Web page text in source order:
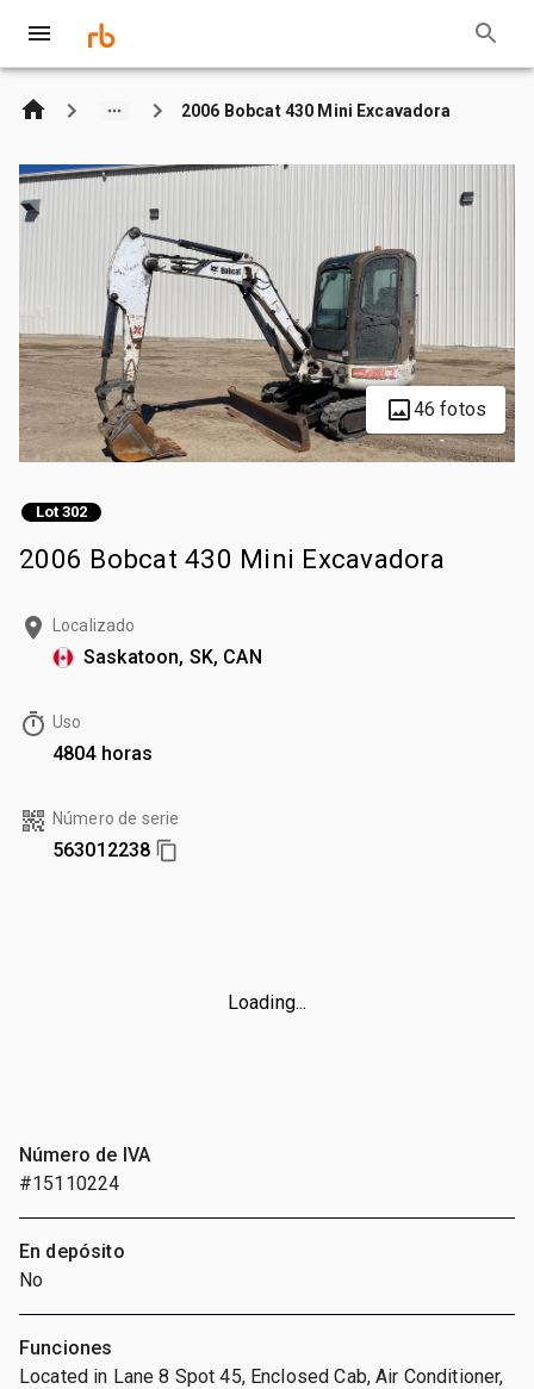
2006 Bobcat 430 Mini Excavadora
46 fotos
Lot 302
2006 Bobcat 430 Mini Excavadora
Localizado
Saskatoon, SK, CAN
Uso
4804 horas
Número de serie
563012238
Loading...
Número de IVA
#15110224
En depósito
No
Funciones
Located in Lane 8 Spot 45, Enclosed Cab, Air Conditioner,